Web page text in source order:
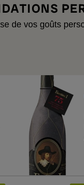
de vos goûts